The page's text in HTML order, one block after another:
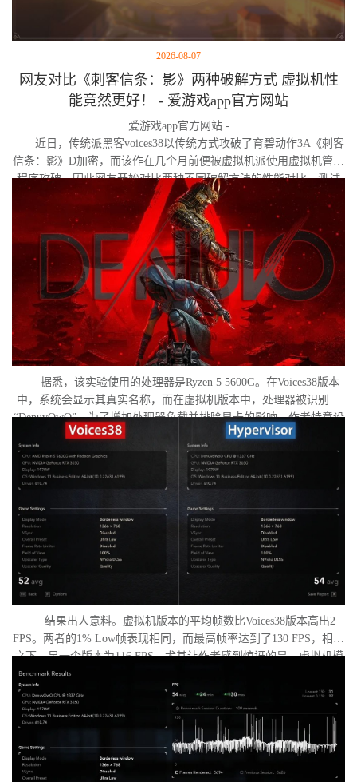
2026-08-07
网友对比《刺客信条：影》两种破解方式 虚拟机性
能竟然更好！ - 爱游戏app官方网站
爱游戏app官方网站 -
近日，传统派黑客voices38以传统方式攻破了育碧动作3A《刺客
信条：影》D加密，而该作在几个月前便被虚拟机派使用虚拟机管理
程序攻破。因此网友开始对比两种不同破解方法的性能对比。测试
作者决定验证，虚拟机管理程序是否真的会像许多玩家认为的那
样，导致明显的帧数下降。
据悉，该实验使用的处理器是Ryzen 5 5600G。在Voices38版本
中，系统会显示其真实名称，而在虚拟机版本中，处理器被识别为
“DenuvOwO”。为了增加处理器负载并排除显卡的影响，作者特意设
置了低分辨率，并将所有图形设置调至“极低”模式。两项测试均在相
同条件下进行：内存完整性和基于虚拟化的安全性（VBS）均已关
闭，并且两轮测试之间电脑甚至没有重启。
结果出人意料。虚拟机版本的平均帧数比Voices38版本高出2
FPS。两者的1% Low帧表现相同，而最高帧率达到了130 FPS，相比
之下，另一个版本为116 FPS。尤其让作者感到惊讶的是，虚拟机模
式下的优化竟如此之好。从理论上讲，额外的虚拟化层应该会给处
理器带来负担并降低性能，但实际上并没有发生这种情况。